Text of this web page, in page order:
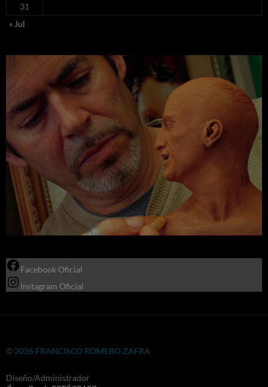
31
« Jul
Facebook Oficial
Instagram Oficial
© 2026 FRANCISCO ROMERO ZAFRA
Diseño/Administrador